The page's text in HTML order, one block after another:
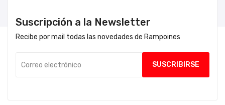
Suscripción a la Newsletter
Recibe por mail todas las novedades de Rampoines